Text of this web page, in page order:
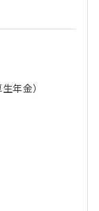
年金）